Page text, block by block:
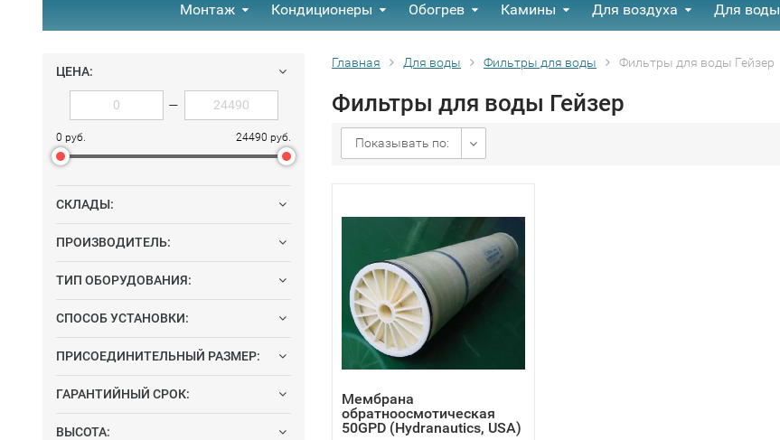
Монтаж Кондиционеры Обогрев Камины Для воздуха Для воды
ЦЕНА:
—
0 руб. 24490 руб.
СКЛАДЫ:
ПРОИЗВОДИТЕЛЬ:
ТИП ОБОРУДОВАНИЯ:
СПОСОБ УСТАНОВКИ:
ПРИСОЕДИНИТЕЛЬНЫЙ РАЗМЕР:
ГАРАНТИЙНЫЙ СРОК:
ВЫСОТА:
Главная Для воды Фильтры для воды Фильтры для воды Гейзер
Фильтры для воды Гейзер
Показывать по:
Мембрана
обратноосмотическая
50GPD (Hydranautics, USA)